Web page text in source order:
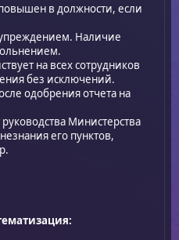
в должности, если
Наличие
на всех сотрудников
без исключений.
одобрения отчета на
Министерства
его пунктов,